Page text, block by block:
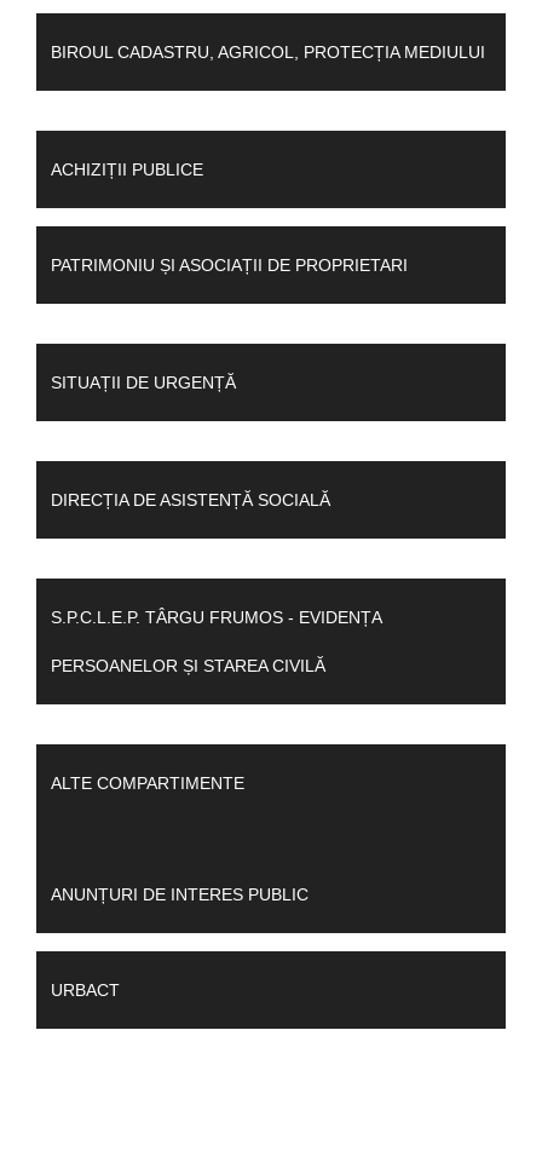
BIROUL CADASTRU, AGRICOL, PROTECȚIA MEDIULUI
ACHIZIȚII PUBLICE
PATRIMONIU ȘI ASOCIAȚII DE PROPRIETARI
SITUAȚII DE URGENȚĂ
DIRECȚIA DE ASISTENȚĂ SOCIALĂ
S.P.C.L.E.P. TÂRGU FRUMOS - EVIDENȚA
PERSOANELOR ȘI STAREA CIVILĂ
ALTE COMPARTIMENTE
ANUNȚURI DE INTERES PUBLIC
URBACT